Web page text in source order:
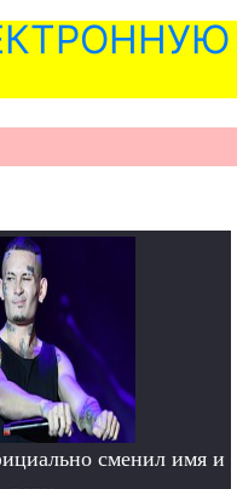
сменил имя и